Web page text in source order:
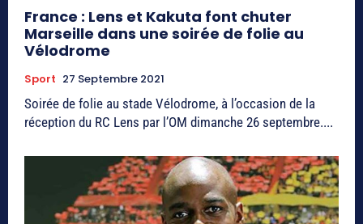
France : Lens et Kakuta font chuter
Marseille dans une soirée de folie au
Vélodrome
Sport 27 Septembre 2021
Soirée de folie au stade Vélodrome, à l’occasion de la
réception du RC Lens par l’OM dimanche 26 septembre....